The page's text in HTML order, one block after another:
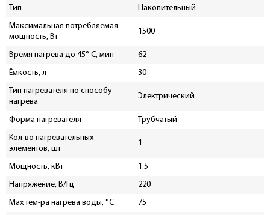
Тип
Накопительный
Максимальная потребляемая
мощность, Вт
1500
Время нагрева до 45° C, мин
62
Ёмкость, л
30
Тип нагревателя по способу
нагрева
Электрический
Форма нагревателя
Трубчатый
Кол-во нагревательных
элементов, шт
1
Мощность, кВт
1.5
Напряжение, В/Гц
220
Мах тем-ра нагрева воды, °C
75